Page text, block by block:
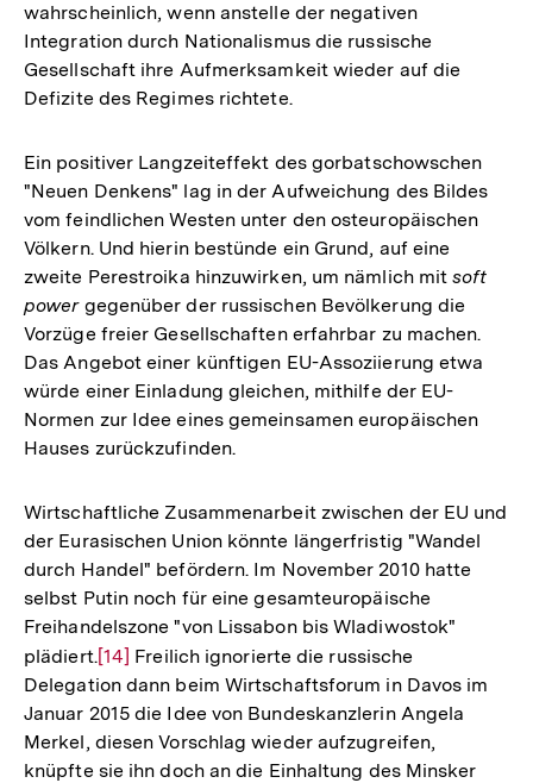
wahrscheinlich, wenn anstelle der negativen
Integration durch Nationalismus die russische
Gesellschaft ihre Aufmerksamkeit wieder auf die
Defizite des Regimes richtete.
Ein positiver Langzeiteffekt des gorbatschowschen
"Neuen Denkens" lag in der Aufweichung des Bildes
vom feindlichen Westen unter den osteuropäischen
Völkern. Und hierin bestünde ein Grund, auf eine
zweite Perestroika hinzuwirken, um nämlich mitsoft
powergegenüber der russischen Bevölkerung die
Vorzüge freier Gesellschaften erfahrbar zu machen.
Das Angebot einer künftigen EU-Assoziierung etwa
würde einer Einladung gleichen, mithilfe der EU-
Normen zur Idee eines gemeinsamen europäischen
Hauses zurückzufinden.
Wirtschaftliche Zusammenarbeit zwischen der EU und
der Eurasischen Union könnte längerfristig "Wandel
durch Handel" befördern. Im November 2010 hatte
selbst Putin noch für eine gesamteuropäische
Freihandelszone "von Lissabon bis Wladiwostok"
plädiert.Zur
Auflösung
der
Fußnote
[14] Freilich ignorierte die russische
Delegation dann beim Wirtschaftsforum in Davos im
Januar 2015 die Idee von Bundeskanzlerin Angela
Merkel, diesen Vorschlag wieder aufzugreifen,
knüpfte sie ihn doch an die Einhaltung des Minsker